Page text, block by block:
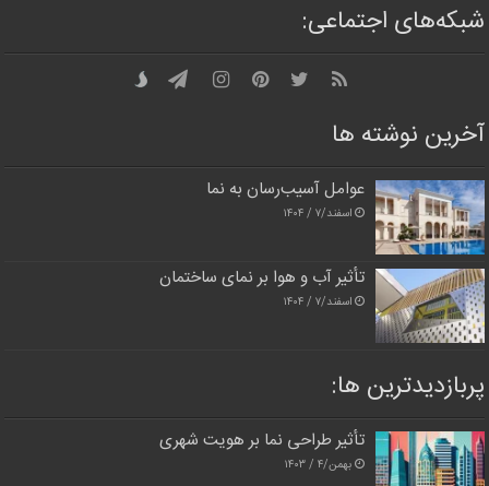
شبکه‌های اجتماعی:
آخرین نوشته ها
عوامل آسیب‌رسان به نما
اسفند/۷ / ۱۴۰۴
تأثیر آب و هوا بر نمای ساختمان
اسفند/۷ / ۱۴۰۴
پربازدیدترین‌ ها:
تأثیر طراحی نما بر هویت شهری
بهمن/۴ / ۱۴۰۳